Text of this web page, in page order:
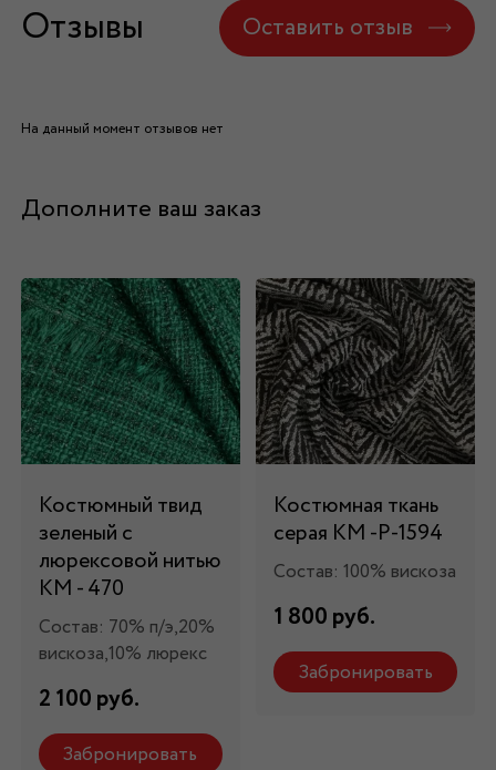
Отзывы Оставить отзыв
На данный момент отзывов нет
Дополните ваш заказ
Костюмный твид
зеленый с
люрексовой нитью
КМ - 470
Состав: 70% п/э,20%
вискоза,10% люрекс
2 100 руб.
Забронировать
Костюмная ткань
серая КМ -Р-1594
Состав: 100% вискоза
1 800 руб.
Забронировать